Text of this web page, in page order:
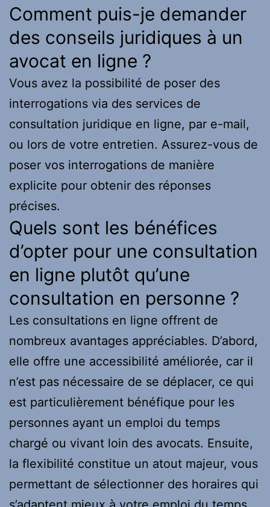
Comment puis-je demander
des conseils juridiques à un
avocat en ligne ?
Vous avez la possibilité de poser des
interrogations via des services de
consultation juridique en ligne, par e-mail,
ou lors de votre entretien. Assurez-vous de
poser vos interrogations de manière
explicite pour obtenir des réponses
précises.
Quels sont les bénéfices
d’opter pour une consultation
en ligne plutôt qu’une
consultation en personne ?
Les consultations en ligne offrent de
nombreux avantages appréciables. D’abord,
elle offre une accessibilité améliorée, car il
n’est pas nécessaire de se déplacer, ce qui
est particulièrement bénéfique pour les
personnes ayant un emploi du temps
chargé ou vivant loin des avocats. Ensuite,
la flexibilité constitue un atout majeur, vous
permettant de sélectionner des horaires qui